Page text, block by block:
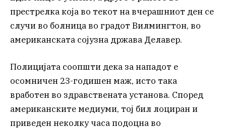
престрелка која во текот на вчерашниот ден се
случи во болница во градот Вилмингтон, во
американската сојузна држава Делавер.
Полицијата соопшти дека за нападот е
осомничен 23-годишен маж, исто така
вработен во здравствената установа. Според
американските медиуми, тој бил лоциран и
приведен неколку часа подоцна во